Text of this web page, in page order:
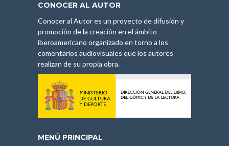
CONOCER AL AUTOR
Conocer al Autor es un proyecto de difusión y
promoción de la creación en el ámbito
iberoamericano organizado en torno a los
comentarios audiovisuales que los autores
realizan de su propia obra.
MENÚ PRINCIPAL